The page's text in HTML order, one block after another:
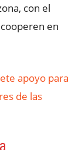
con el
en
apoyo para
de las